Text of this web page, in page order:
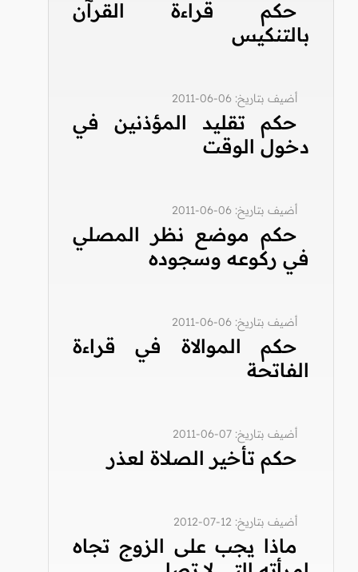
حكم قراءة القرآن
بالتنكيس
أضيف بتاريخ: 06-06-2011
حكم تقليد المؤذنين في
دخول الوقت
أضيف بتاريخ: 06-06-2011
حكم موضع نظر المصلي
في ركوعه وسجوده
أضيف بتاريخ: 06-06-2011
حكم الموالاة في قراءة
الفاتحة
أضيف بتاريخ: 07-06-2011
حكم تأخير الصلاة لعذر
أضيف بتاريخ: 12-07-2012
ماذا يجب على الزوج تجاه